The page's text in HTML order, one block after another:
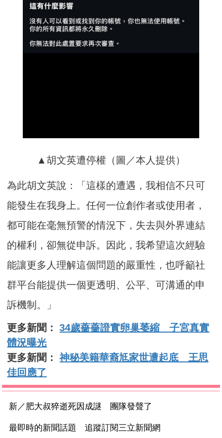
▲胡文英遭停權（圖／本人提供）
為此胡文英說：「這樣的遭遇，我相信不只可
能發生在我身上。任何一位創作者或使用者，
都可能在毫無預警的情況下，失去與外界連結
的權利，卻無從申訴。因此，我希望這次經驗
能讓更多人理解這個問題的嚴重性，也呼籲社
群平台能提供一個更透明、公平、可溝通的申
訴機制。」
更多新聞：34歲薔薔證實卵巢萎縮 子宮真實
體況曝光
更多新聞：神秘美籍華裔尪家世遭起底 王思
佳回應了
新／肥大叔猝逝死因成謎 團隊發聲了
最即時的新聞話題 追蹤訂閱三立新聞網